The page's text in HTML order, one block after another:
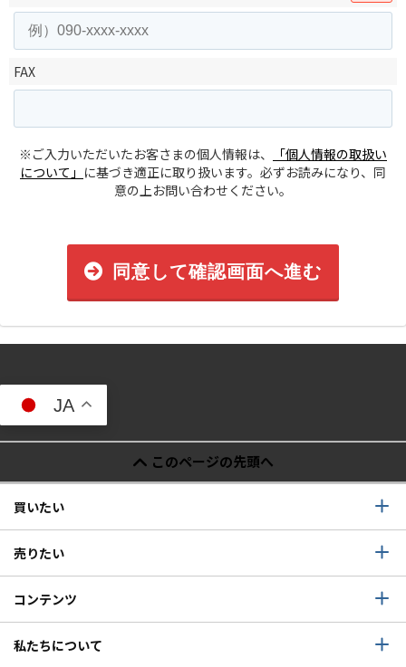
FAX
※ご入力いただいたお客さまの個人情報は、
「個人情報の取扱い
について」 に基づき適正に取り扱います。必ずお読みになり、同
意の上お問い合わせください。
同意して確認画面へ進む
JA
このページの先頭へ
買いたい
売りたい
コンテンツ
私たちについて